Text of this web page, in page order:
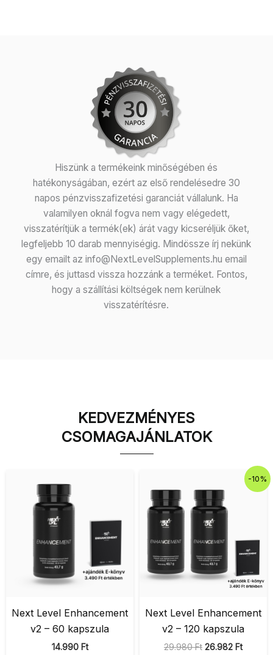
Hiszünk a termékeink minőségében és
hatékonyságában, ezért az első rendelésedre 30
napos pénzvisszafizetési garanciát vállalunk. Ha
valamilyen oknál fogva nem vagy elégedett,
visszatérítjük a termék(ek) árát vagy kicseréljük őket,
legfeljebb 10 darab mennyiségig. Mindössze írj nekünk
egy emailt az info@NextLevelSupplements.hu email
címre, és juttasd vissza hozzánk a terméket. Fontos,
hogy a szállítási költségek nem kerülnek
visszatérítésre.
KEDVEZMÉNYES
CSOMAGAJÁNLATOK
Next Level Enhancement
v2 – 60 kapszula
14.990 Ft
-10%
Next Level Enhancement
v2 – 120 kapszula
29.980Ft
29.980 Ft.
26.982 Ft
Current
price